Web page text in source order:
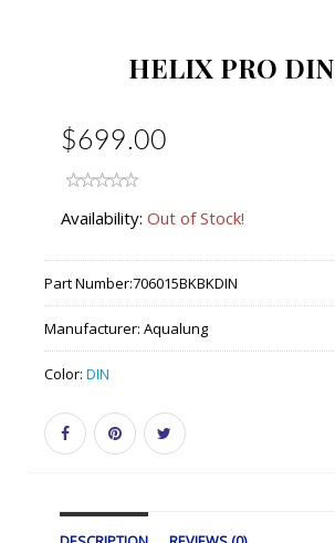
HELIX PRO DIN
$699.00
Availability: Out of Stock!
Part Number:706015BKBKDIN
Manufacturer: Aqualung
Color: DIN